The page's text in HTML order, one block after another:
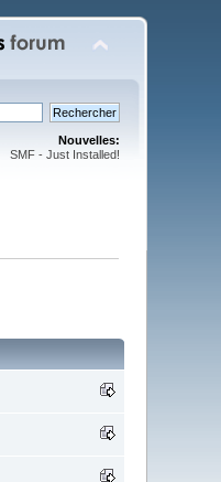
Nouvelles:
SMF - Just Installed!